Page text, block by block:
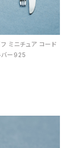
ミニチュア コード
バー925